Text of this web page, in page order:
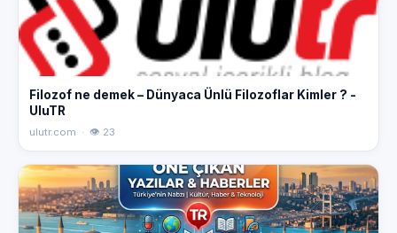
Filozof ne demek – Dünyaca Ünlü Filozoflar Kimler ? -
UluTR
ulutr.com · 👁 23